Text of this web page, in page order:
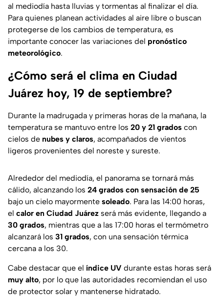
al mediodía hasta lluvias y tormentas al finalizar el día.
Para quienes planean actividades al aire libre o buscan
protegerse de los cambios de temperatura, es
importante conocer las variaciones del pronóstico
meteorológico.
¿Cómo será el clima en Ciudad
Juárez hoy, 19 de septiembre?
Durante la madrugada y primeras horas de la mañana, la
temperatura se mantuvo entre los 20 y 21 grados con
cielos de nubes y claros, acompañados de vientos
ligeros provenientes del noreste y sureste.
Alrededor del mediodía, el panorama se tornará más
cálido, alcanzando los 24 grados con sensación de 25
bajo un cielo mayormente soleado. Para las 14:00 horas,
el calor en Ciudad Juárez será más evidente, llegando a
30 grados, mientras que a las 17:00 horas el termómetro
alcanzará los 31 grados, con una sensación térmica
cercana a los 30.
Cabe destacar que el índice UV durante estas horas será
muy alto, por lo que las autoridades recomiendan el uso
de protector solar y mantenerse hidratado.